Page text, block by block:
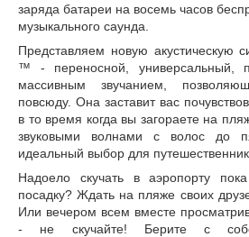
заряда батареи на восемь часов
музыкального саунда.
Представляем новую акустическую
™ - переносной, универсальный,
массивным звучанием,
повсюду. Она заставит вас
в то время когда вы загораете на
звуковыми волнами с волос до
идеальный выбор для
Надоело скучать в аэропорту
посадку? Ждать на пляже своих
Или вечером всем вместе
- не скучайте! Берите с